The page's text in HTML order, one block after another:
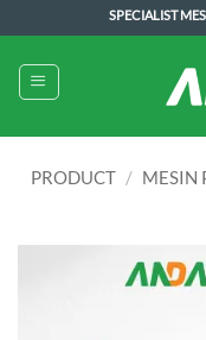
to
content
SPECIALIST
PRODUCT / MESIN